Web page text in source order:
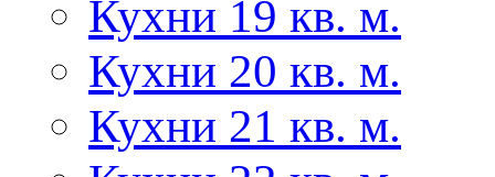
Кухни 19 кв. м.
Кухни 20 кв. м.
Кухни 21 кв. м.